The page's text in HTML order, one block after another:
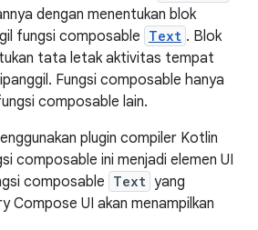
dengan menentukan blok
fungsi composable Text . Blok
tata letak aktivitas tempat
Fungsi composable hanya
composable lain.
plugin compiler Kotlin
composable ini menjadi elemen UI
composable Text yang
Compose UI akan menampilkan